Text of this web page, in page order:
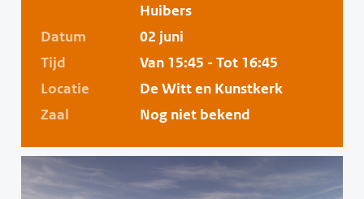
Huibers
Datum
02 juni
Tijd
Van 15:45 - Tot 16:45
Locatie
De Witt en Kunstkerk
Zaal
Nog niet bekend